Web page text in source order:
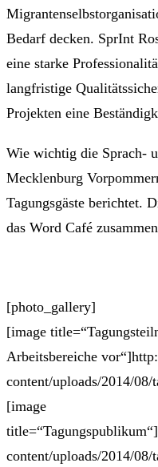
Bedarf decken. SprInt
eine starke
langfristige
Projekten eine
Wie wichtig die Sprach-
Mecklenburg
Tagungsgäste berichtet.
das Word Café
[photo_gallery]
[image
Arbeitsbereiche
content/uploads/2014/
[image
content/uploads/2014/